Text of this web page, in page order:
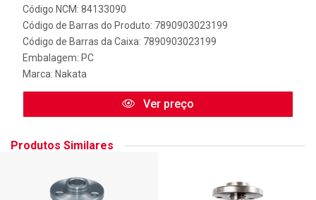
Código NCM: 84133090
Código de Barras do Produto: 7890903023199
Código de Barras da Caixa: 7890903023199
Embalagem: PC
Marca: Nakata
Ver preço
Produtos Similares